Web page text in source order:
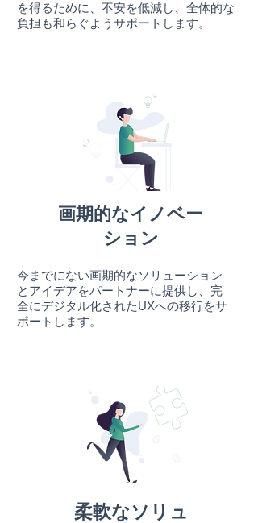
を得るために、不安を低減し、全体的な
負担も和らぐようサポートします。
画期的なイノベー
ション
今までにない画期的なソリューション
とアイデアをパートナーに提供し、完
全にデジタル化されたUXへの移行をサ
ポートします。
柔軟なソリュ